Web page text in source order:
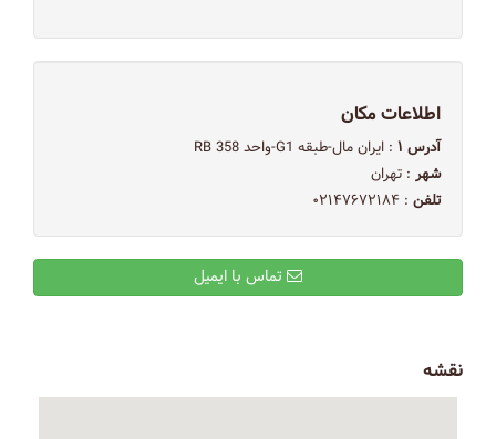
اطلاعات مکان
آدرس ۱
: ایران مال-طبقه G1-واحد 358 RB
شهر : تهران
تلفن : ۰۲۱۴۷۶۷۲۱۸۴
نقشه